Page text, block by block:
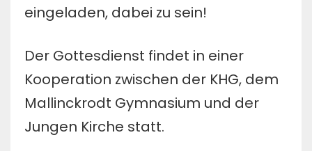
eingeladen, dabei zu sein!
Der Gottesdienst findet in einer
Kooperation zwischen der KHG, dem
Mallinckrodt Gymnasium und der
Jungen Kirche statt.